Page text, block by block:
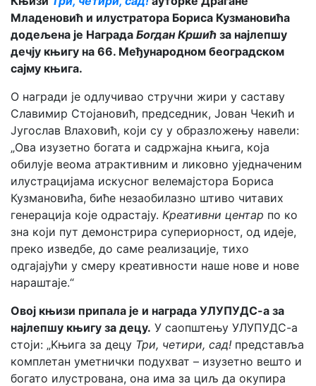
Младеновић и илустратора Бориса Кузмановића
додељена је Награда Богдан Кршић за најлепшу
дечју књигу на 66. Међународном београдском
сајму књига.
О награди је одлучивао стручни жири у саставу
Славимир Стојановић, председник, Јован Чекић и
Југослав Влаховић, који су у образложењу навели:
„Ова изузетно богата и садржајна књига, која
обилује веома атрактивним и ликовно уједначеним
илустрацијама искусног велемајстора Бориса
Кузмановића, биће незаобилазно штиво читавих
генерација које одрастају. Креативни центар по ко
зна који пут демонстрира супериорност, од идеје,
преко изведбе, до саме реализације, тихо
одгајајући у смеру креативности наше нове и нове
нараштаје.“
Овој књизи припала је и награда УЛУПУДС-а за
најлепшу књигу за децу. У саопштењу УЛУПУДС-а
стоји: „Kњига за децу Три, четири, сад! представља
комплетан уметнички подухват – изузетно вешто и
богато илустрована, она има за циљ да окупира